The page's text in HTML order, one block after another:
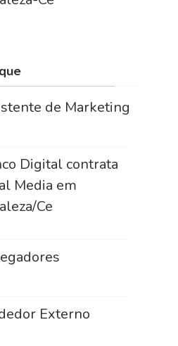
de Marketing
Digital contrata
Media em
Ce
Externo